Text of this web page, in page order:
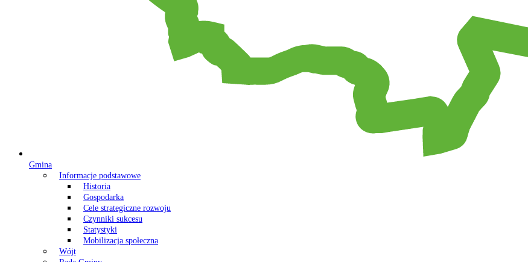
Gmina
Informacje podstawowe
Historia
Gospodarka
Cele strategiczne rozwoju
Czynniki sukcesu
Statystyki
Mobilizacja społeczna
Wójt